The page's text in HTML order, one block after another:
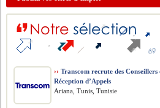
›› Transcom recrute des Conseillers
Réception d’Appels
Ariana, Tunis, Tunisie